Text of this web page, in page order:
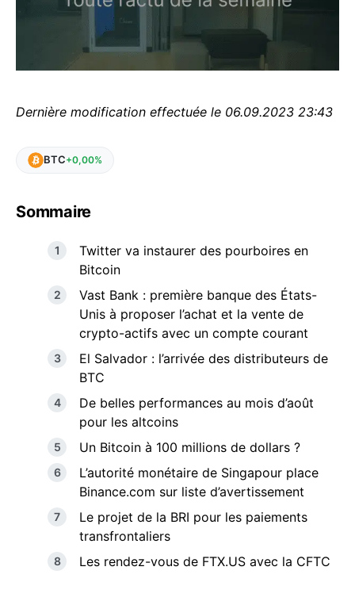
Dernière modification effectuée le 06.09.2023 23:43
BTC+0,00%
Sommaire
Twitter va instaurer des pourboires en
Bitcoin
Vast Bank : première banque des États-
Unis à proposer l’achat et la vente de
crypto-actifs avec un compte courant
El Salvador : l’arrivée des distributeurs de
BTC
De belles performances au mois d’août
pour les altcoins
Un Bitcoin à 100 millions de dollars ?
L’autorité monétaire de Singapour place
Binance.com sur liste d’avertissement
Le projet de la BRI pour les paiements
transfrontaliers
Les rendez-vous de FTX.US avec la CFTC